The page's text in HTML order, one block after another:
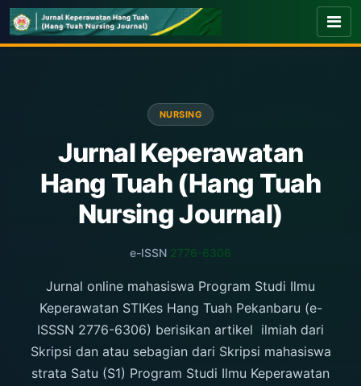
NURSING
Jurnal Keperawatan
Hang Tuah (Hang Tuah
Nursing Journal)
e-ISSN 2776-6306
Jurnal online mahasiswa Program Studi Ilmu
Keperawatan STIKes Hang Tuah Pekanbaru (e-
ISSSN 2776-6306) berisikan artikel ilmiah dari
Skripsi dan atau sebagian dari Skripsi mahasiswa
strata Satu (S1) Program Studi Ilmu Keperawatan